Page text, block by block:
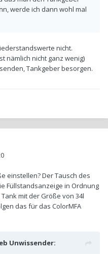
werde ich dann wohl mal
nicht.
nämlich nicht ganz wenig)
Tankgeber besorgen.
einstellen? Der Tausch des
Füllstandsanzeige in Ordnung
mit der Größe von 34l
das für das ColorMFA
Unwissender: